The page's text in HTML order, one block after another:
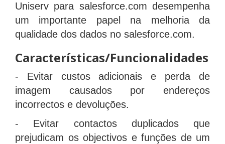
Uniserv para salesforce.com desempenha
um importante papel na melhoria da
qualidade dos dados no salesforce.com.
Características/Funcionalidades
- Evitar custos adicionais e perda de
imagem causados por endereços
incorrectos e devoluções.
- Evitar contactos duplicados que
prejudicam os objectivos e funções de um